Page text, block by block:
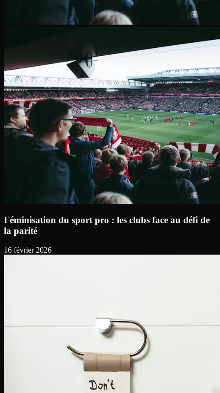
Féminisation du sport pro : les clubs face au défi de
la parité
16 février 2026